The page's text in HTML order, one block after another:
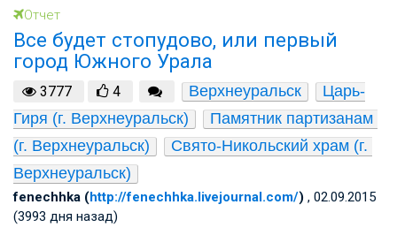
Отчет
Все будет стопудово, или первый
город Южного Урала
3777 4 Верхнеуральск
Царь-
Гиря (г. Верхнеуральск)
Памятник партизанам
(г. Верхнеуральск)
Свято-Никольский храм (г.
Верхнеуральск)
fenechhka (http://fenechhka.livejournal.com/) , 02.09.2015
(3993 дня назад)